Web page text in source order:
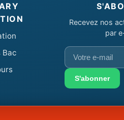
Bac
Recevez nos
par
Votre
e-
mailS'abonner